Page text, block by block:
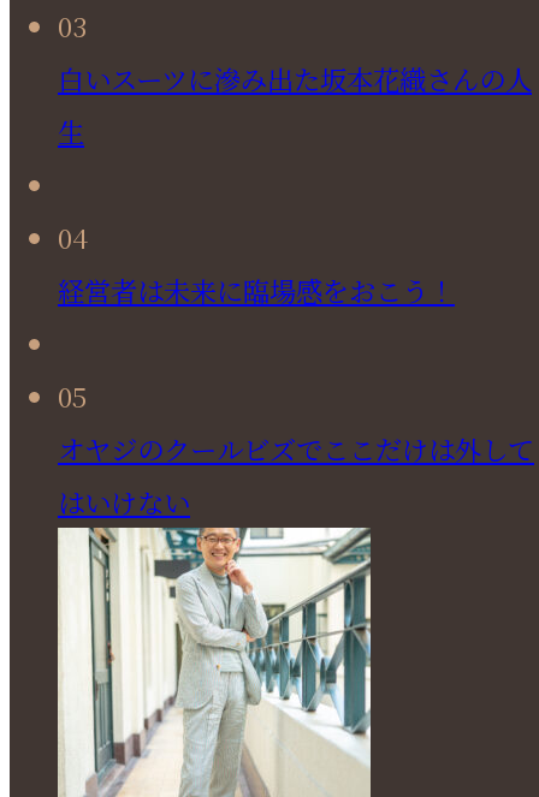
03
白いスーツに滲み出た坂本花織さんの人
生
04
経営者は未来に臨場感をおこう！
05
オヤジのクールビズでここだけは外して
はいけない